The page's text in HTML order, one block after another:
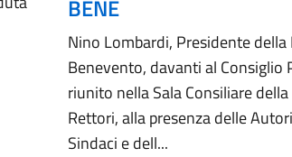
BENE
Nino Lombardi, Presidente
Benevento, davanti al Consiglio
riunito nella Sala Consiliare della
Rettori, alla presenza delle
Sindaci e dell...